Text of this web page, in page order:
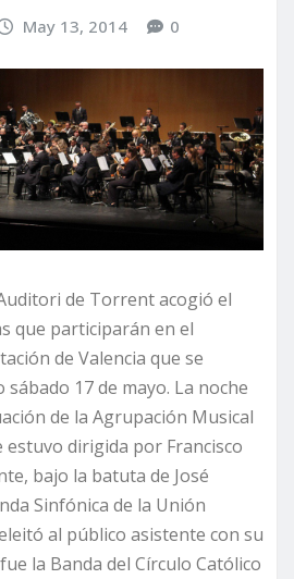
May 13, 2014 0
de Torrent acogió el
que participarán en el
de Valencia que se
17 de mayo. La noche
de la Agrupación Musical
dirigida por Francisco
bajo la batuta de José
Sinfónica de la Unión
al público asistente con su
la Banda del Círculo Católico